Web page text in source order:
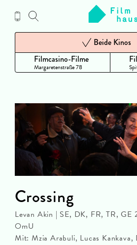
Inhalt
Filmcasino-Filme
Margaretenstraße 78
Beide Kinos
Crossing
Levan Akin | SE, DK, FR, TR, GE
OmU
Mit: Mzia Arabuli, Lucas Kankava,